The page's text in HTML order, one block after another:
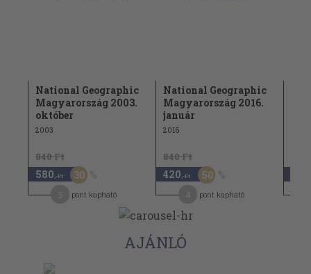
National Geographic
Magyarország 2003.
október
2003
840 Ft
580 ,-Ft 30
pont kapható
National Geographic
Magyarország 2016.
január
2016
840 Ft
420 ,-Ft 50
pont kapható
AJÁNLÓ